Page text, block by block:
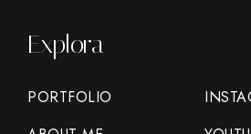
Explora
PORTFOLIO